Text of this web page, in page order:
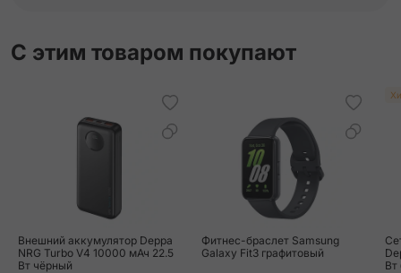
С этим товаром покупают
Внешний аккумулятор Deppa
NRG Turbo V4 10000 мАч 22.5
Вт чёрный
Фитнес-браслет Samsung
Galaxy Fit3 графитовый
Вт